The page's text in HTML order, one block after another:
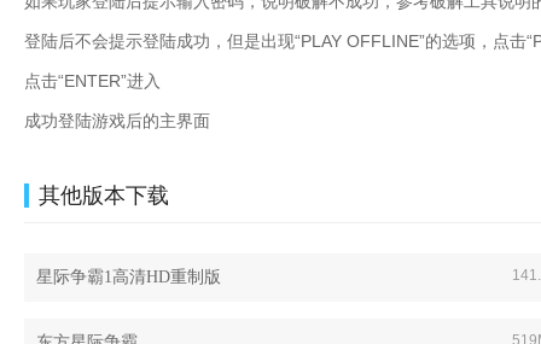
登陆后不会提示登陆成功，但是出现“PLAY OFFLINE”的选项，点击
点击“ENTER”进入
成功登陆游戏后的主界面
其他版本下载
星际争霸1高清HD重制版